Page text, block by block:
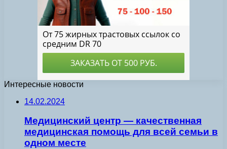
Интересные новости
14.02.2024
Медицинский центр — качественная
медицинская помощь для всей семьи в
одном месте